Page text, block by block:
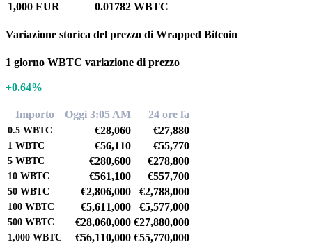
1,000 EUR
0.01782 WBTC
Variazione storica del prezzo di Wrapped Bitcoin
1 giorno WBTC variazione di prezzo
+0.64%
Importo Oggi 3:05 AM 24 ore fa
0.5 WBTC €28,060 €27,880
1 WBTC €56,110 €55,770
5 WBTC €280,600 €278,800
10 WBTC €561,100 €557,700
50 WBTC €2,806,000 €2,788,000
100 WBTC €5,611,000 €5,577,000
500 WBTC €28,060,000 €27,880,000
1,000 WBTC €56,110,000 €55,770,000